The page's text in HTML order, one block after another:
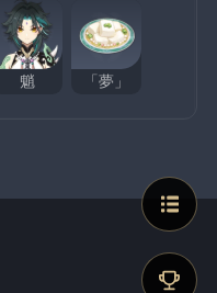
魈 「夢」